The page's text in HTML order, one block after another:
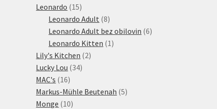
Leonardo 1515
produktů
Leonardo Adult 88
produktů
Leonardo Adult bez obilovin 66
Leonardo Kitten 1 1
Lily's Kitchen 22
Lucky Lou 3434
MAC's 1616
produktů
Markus-Mühle Beutenah 55
Monge 1010